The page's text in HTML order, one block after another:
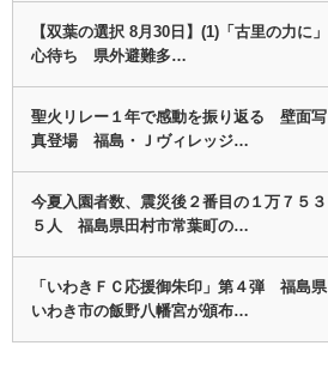
【双葉の選択 8月30日】(1)「古里の力に」
心待ち 県外避難多…
聖火リレー１年で感動を振り返る 壁面写
真登場 福島・Ｊヴィレッジ…
今夏入園者数、震災後２番目の１万７５３
５人 福島県田村市常葉町の…
「いわきＦＣ応援御朱印」第４弾 福島県
いわき市の飯野八幡宮が頒布…